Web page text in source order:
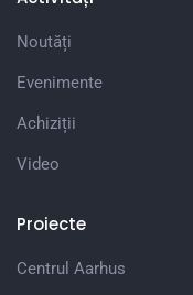
Noutăți
Evenimente
Achiziții
Video
Proiecte
Centrul Aarhus